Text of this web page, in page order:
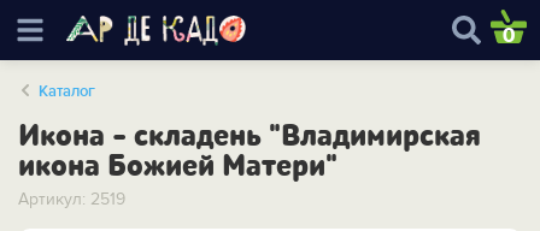
0
Каталог
Икона - складень "Владимирская
икона Божией Матери"
Артикул: 2519